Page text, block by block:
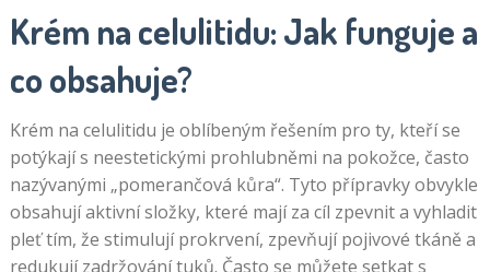
Krém na celulitidu: Jak funguje a
co obsahuje?
Krém na celulitidu je oblíbeným řešením pro ty, kteří se
potýkají s neestetickými prohlubněmi na pokožce, často
nazývanými „pomerančová kůra“. Tyto přípravky obvykle
obsahují aktivní složky, které mají za cíl zpevnit a vyhladit
pleť tím, že stimulují prokrvení, zpevňují pojivové tkáně a
redukují zadržování tuků. Často se můžete setkat s